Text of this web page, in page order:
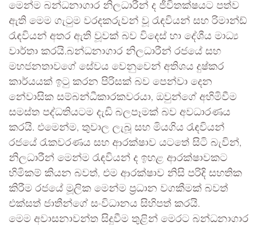
මෙන්ම බන්ධනාගාර නිලධාරීන් ද ජීවිතක්ෂයට පත්ව
ඇති මෙම ගැටුම වරදකරුවන් වූ රැඳවියන් සහ රිමාන්ඩ්
රැඳවියන් අතර ඇති වූවක් බව විදෙස් හා දේශීය මාධ්‍ය
වාර්තා කරයි.බන්ධනාගාර නිලධාරීන් රජයේ සහ
මහජනතාවගේ සේවය වෙනුවෙන් අතිශය දුෂ්කර
කාර්යයක් ඉටු කරන පිරිසක් බව පෙන්වා දෙන
නේවාසික සම්බන්ධීකාරකවරයා, ඔවුන්ගේ අහිමිවීම
සමස්ත පද්ධතියටම දැඩි බලපෑමක් බව අවධාරණය
කරයි. එමෙන්ම, තුවාල ලැබූ සහ මියගිය රැඳවියන්
රජයේ රැකවරණය සහ ආරක්ෂාව යටතේ සිටි බැවින්,
නිලධාරීන් මෙන්ම රැඳවියන් ද ඉහළ ආරක්ෂාවකට
හිමිකම් කියන බවත්, එම ආරක්ෂාව නිසි පරිදි සහතික
කිරීම රජයේ මූලික මෙන්ම ප්‍රධාන වගකීමක් බවත්
එක්සත් ජාතීන්ගේ සංවිධානය සිහිපත් කරයි.
මෙම අවාසනාවන්ත සිදුවීම තුළින් මෙරට බන්ධනාගාර